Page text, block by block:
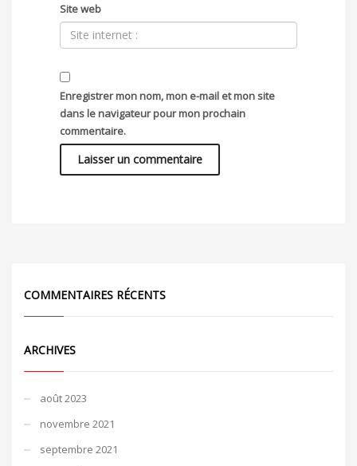
Site web
Enregistrer mon nom, mon e-mail et mon site
dans le navigateur pour mon prochain
commentaire.
COMMENTAIRES RÉCENTS
ARCHIVES
août 2023
novembre 2021
septembre 2021